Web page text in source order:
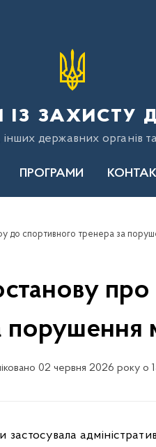
захисту
інших державних органів
ПРОГРАМИ
порушення
02 червня 2026 року о